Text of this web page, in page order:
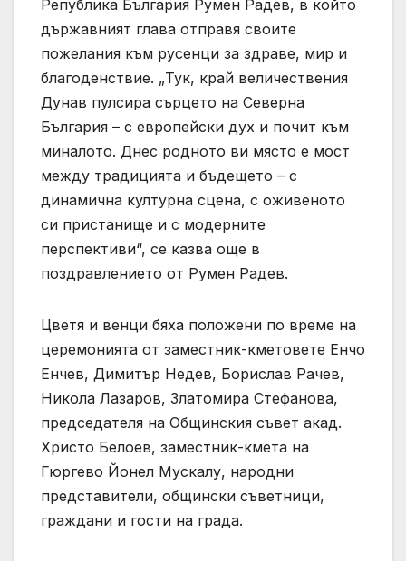
Република България Румен Радев, в който
държавният глава отправя своите
пожелания към русенци за здраве, мир и
благоденствие. „Тук, край величествения
Дунав пулсира сърцето на Северна
България – с европейски дух и почит към
миналото. Днес родното ви място е мост
между традицията и бъдещето – с
динамична културна сцена, с оживеното
си пристанище и с модерните
перспективи“, се казва още в
поздравлението от Румен Радев.
Цветя и венци бяха положени по време на
церемонията от заместник-кметовете Енчо
Енчев, Димитър Недев, Борислав Рачев,
Никола Лазаров, Златомира Стефанова,
председателя на Общинския съвет акад.
Христо Белоев, заместник-кмета на
Гюргево Йонел Мускалу, народни
представители, общински съветници,
граждани и гости на града.